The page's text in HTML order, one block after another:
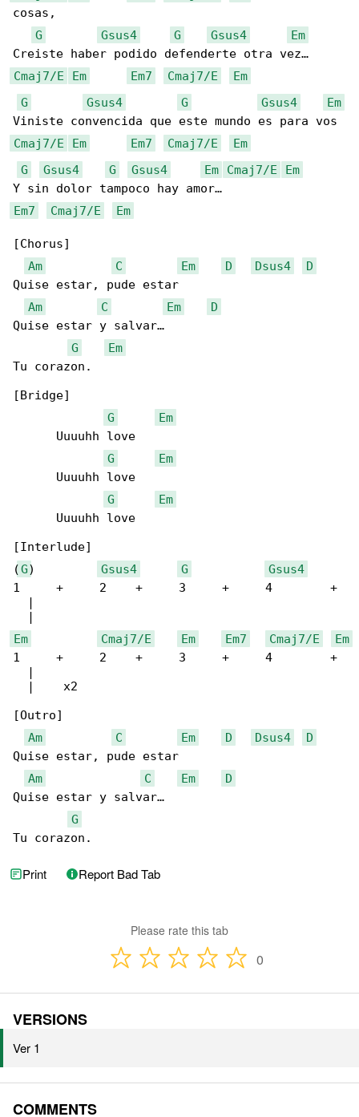
cosas,
G
Gsus4 G Gsus4
Em
Cmaj7/E
Em Em7 Cmaj7/E
Em
G
Gsus4 G Gsus4
Em
Cmaj7/E
Em Em7 Cmaj7/E
Em
G
Gsus4 G Gsus4 Em Cmaj7/E
Em
Em7
Cmaj7/E Em
[Chorus]
Am
C Em D Dsus4
D
Quise estar, pude estar
Am
C Em
D
Quise estar y salvar…
G
Em
Tu corazon.
[Bridge]
G
Em
      Uuuuhh love
G
Em
      Uuuuhh love
G
Em
      Uuuuhh love
[Interlude]
(G) Gsus4 G
Gsus4
1     +     2    +     3     +     4        +
  |
Em
Cmaj7/E Em Em7 Cmaj7/E
Em
1     +     2    +     3     +     4        +
  |
  |    x2
[Outro]
Am
C Em D Dsus4
D
Quise estar, pude estar
Am
C Em
D
Quise estar y salvar…
G
Tu corazon.
Print Report Bad Tab
Please rate this tab
0
VERSIONS
Ver 1
COMMENTS